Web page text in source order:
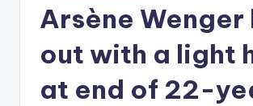
Arsène Wenger
out with a light
at end of 22-